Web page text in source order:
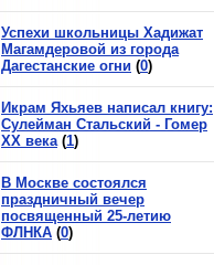
Успехи школьницы Хадижат
Магамдеровой из города
Дагестанские огни (0)
Икрам Яхьяев написал книгу:
Сулейман Стальский - Гомер
XX века (1)
В Москве состоялся
праздничный вечер
посвященный 25-летию
ФЛНКА (0)